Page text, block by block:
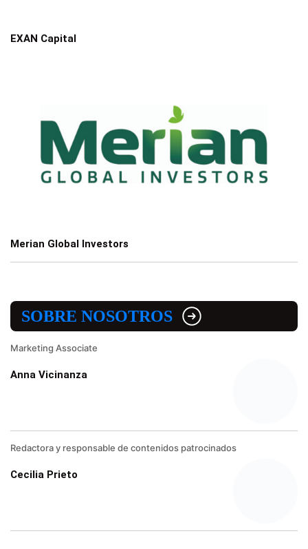
EXAN Capital
Merian Global Investors
SOBRE NOSOTROS
Marketing Associate
Anna Vicinanza
Redactora y responsable de contenidos patrocinados
Cecilia Prieto